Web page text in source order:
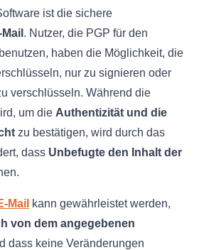
ist die sichere
Mail . Nutzer, die PGP für den
haben die Möglichkeit, die
nur zu signieren oder
verschlüsseln. Während die
um die Authentizität und die
zu bestätigen, wird durch das
dass Unbefugte den Inhalt der
Mail kann gewährleistet werden,
von dem angegebenen
dass keine Veränderungen